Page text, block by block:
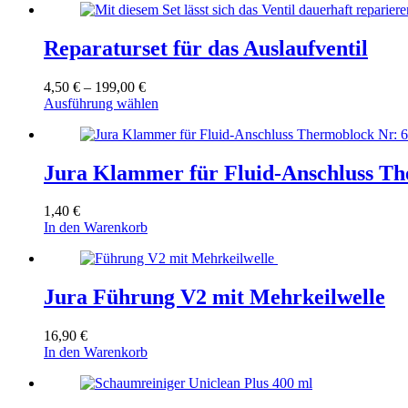
Reparaturset für das Auslaufventil
4,50 € – 199,00 €Preisspanne:
4,50 €
199,00 €
Ausführung wählen
weist
Varianten
auf.
auf
der
gewählt
Jura Klammer für Fluid-Anschluss
1,40 €
In den Warenkorb
Jura Führung V2 mit Mehrkeilwelle
16,90 €
In den Warenkorb